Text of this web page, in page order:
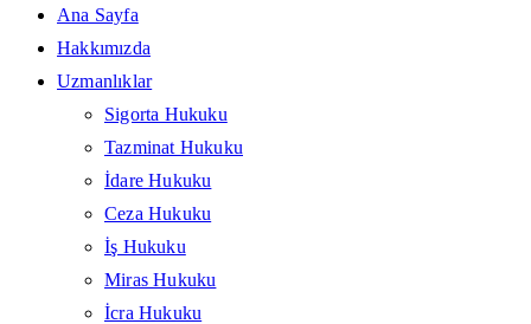
Ana Sayfa
Hakkımızda
Uzmanlıklar
Sigorta Hukuku
Tazminat Hukuku
İdare Hukuku
Ceza Hukuku
İş Hukuku
Miras Hukuku
İcra Hukuku